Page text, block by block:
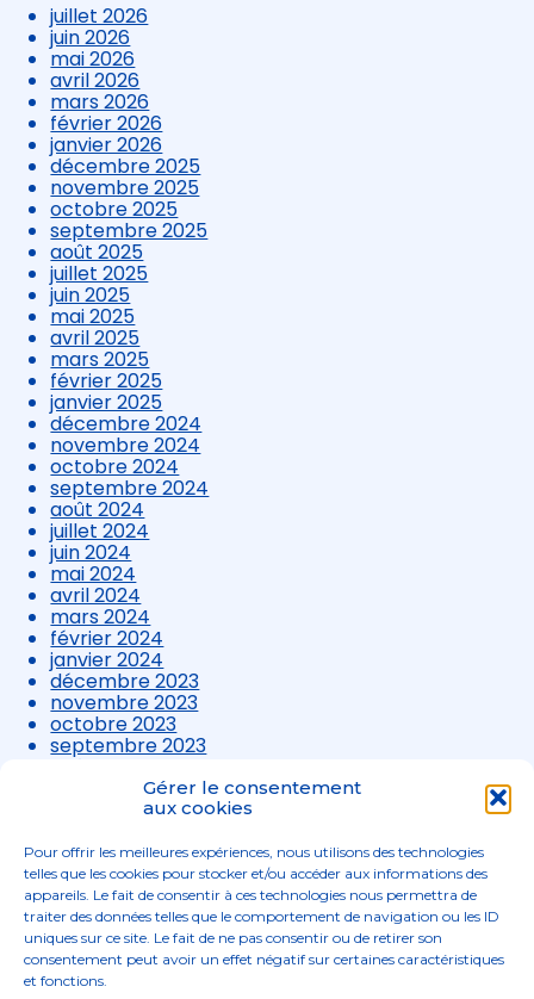
Gérer le consentement
aux cookies
Pour offrir les meilleures expériences, nous utilisons des technologies
telles que les cookies pour stocker et/ou accéder aux informations des
appareils. Le fait de consentir à ces technologies nous permettra de
traiter des données telles que le comportement de navigation ou les ID
uniques sur ce site. Le fait de ne pas consentir ou de retirer son
consentement peut avoir un effet négatif sur certaines caractéristiques
et fonctions.
juillet 2026
juin 2026
mai 2026
avril 2026
mars 2026
février 2026
janvier 2026
décembre 2025
novembre 2025
octobre 2025
septembre 2025
août 2025
juillet 2025
juin 2025
mai 2025
avril 2025
mars 2025
février 2025
janvier 2025
décembre 2024
novembre 2024
octobre 2024
septembre 2024
août 2024
juillet 2024
juin 2024
mai 2024
avril 2024
mars 2024
février 2024
janvier 2024
décembre 2023
novembre 2023
octobre 2023
septembre 2023
août 2023
juillet 2023
avril 2023
mars 2023